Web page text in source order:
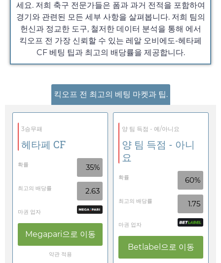
세요. 저희 축구 전문가들은 폼과 과거 전적을 포함하여
경기와 관련된 모든 세부 사항을 살펴봅니다. 저희 팀의
헌신과 정교한 도구, 철저한 데이터 분석을 통해 에서
킥오프 전 가장 신뢰할 수 있는 레알 오비에도-헤타페
CF 베팅 팁과 최고의 배당률을 제공합니다.
킥오프 전 최고의 베팅 마켓과 팁.
3승무패
헤타페 CF
확률 35%
최고의 배당률 2.63
마권 업자
Megapari으로 이동
약관 적용
양 팀 득점 - 예/아니요
양 팀 득점 - 아니
요
확률 60%
최고의 배당률 1.75
마권 업자
Betlabel 으로 이동